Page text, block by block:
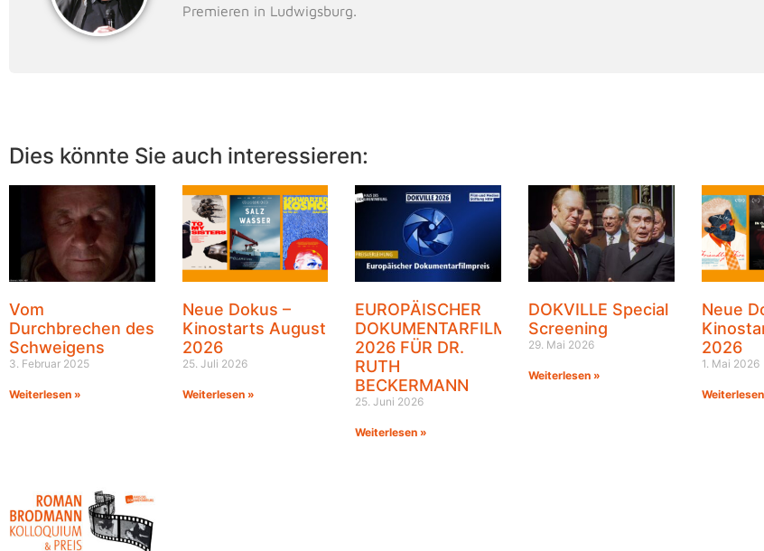
Premieren in Ludwigsburg.
Dies könnte Sie auch interessieren:
Vom
Durchbrechen des
Schweigens
3. Februar 2025
Weiterlesen »
Neue Dokus –
Kinostarts August
2026
25. Juli 2026
Weiterlesen »
EUROPÄISCHER
DOKUMENTARFILMPREIS
2026 FÜR DR.
RUTH
BECKERMANN
25. Juni 2026
Weiterlesen »
DOKVILLE Special
Screening
29. Mai 2026
Weiterlesen »
Neue
2026
1. Mai 2026